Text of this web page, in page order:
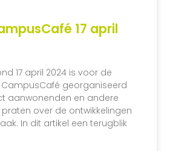
17 april
17 april 2024 is voor de
CampusCafé georganiseerd
aanwonenden en andere
over de ontwikkelingen
In dit artikel een terugblik